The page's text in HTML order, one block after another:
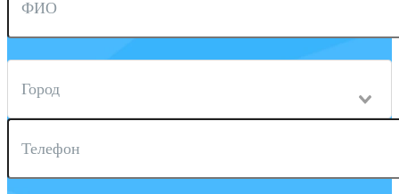
ФИО
Город
Телефон